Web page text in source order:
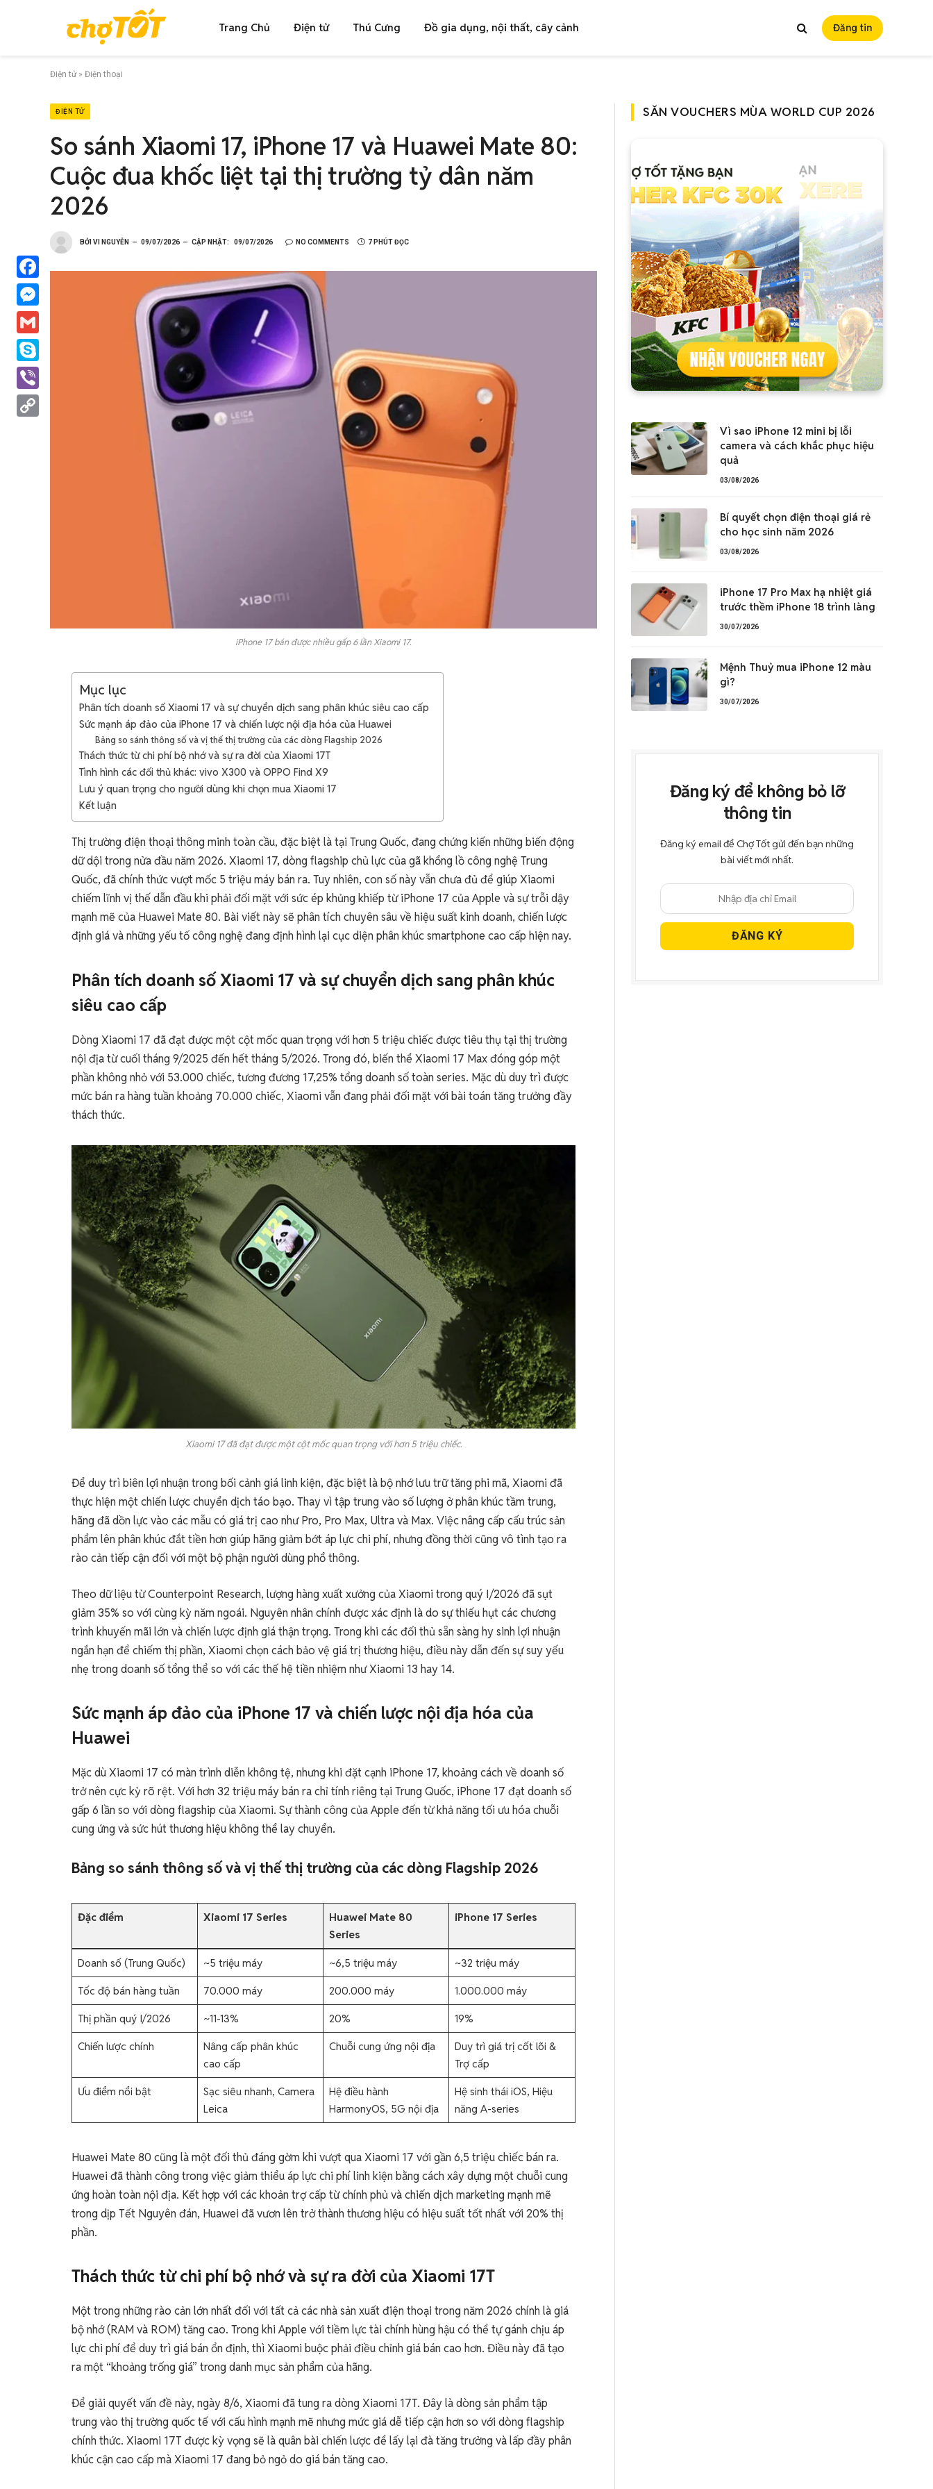
Trang Chủ Điện tử Thú Cưng Đồ gia dụng, nội thất, cây cảnh Đăng tin
Điện tử» Điện thoại
ĐIỆN TỬ
So sánh Xiaomi 17, iPhone 17 và Huawei Mate 80:
Cuộc đua khốc liệt tại thị trường tỷ dân năm
2026
BỞI VI NGUYỄN 09/07/2026 CẬP NHẬT: 09/07/2026 NO COMMENTS 7 PHÚT ĐỌC
iPhone 17 bán được nhiều gấp 6 lần Xiaomi 17.
Mục lục
Phân tích doanh số Xiaomi 17 và sự chuyển dịch sang phân khúc siêu cao cấp
Sức mạnh áp đảo của iPhone 17 và chiến lược nội địa hóa của Huawei
Bảng so sánh thông số và vị thế thị trường của các dòng Flagship 2026
Thách thức từ chi phí bộ nhớ và sự ra đời của Xiaomi 17T
Tình hình các đối thủ khác: vivo X300 và OPPO Find X9
Lưu ý quan trọng cho người dùng khi chọn mua Xiaomi 17
Kết luận
Thị trường điện thoại thông minh toàn cầu, đặc biệt là tại Trung Quốc, đang chứng kiến những biến động
dữ dội trong nửa đầu năm 2026. Xiaomi 17, dòng flagship chủ lực của gã khổng lồ công nghệ Trung
Quốc, đã chính thức vượt mốc 5 triệu máy bán ra. Tuy nhiên, con số này vẫn chưa đủ để giúp Xiaomi
chiếm lĩnh vị thế dẫn đầu khi phải đối mặt với sức ép khủng khiếp từ iPhone 17 của Apple và sự trỗi dậy
mạnh mẽ của Huawei Mate 80. Bài viết này sẽ phân tích chuyên sâu về hiệu suất kinh doanh, chiến lược
định giá và những yếu tố công nghệ đang định hình lại cục diện phân khúc smartphone cao cấp hiện nay.
Phân tích doanh số Xiaomi 17 và sự chuyển dịch sang phân khúc
siêu cao cấp
Dòng Xiaomi 17 đã đạt được một cột mốc quan trọng với hơn 5 triệu chiếc được tiêu thụ tại thị trường
nội địa từ cuối tháng 9/2025 đến hết tháng 5/2026. Trong đó, biến thể Xiaomi 17 Max đóng góp một
phần không nhỏ với 53.000 chiếc, tương đương 17,25% tổng doanh số toàn series. Mặc dù duy trì được
mức bán ra hàng tuần khoảng 70.000 chiếc, Xiaomi vẫn đang phải đối mặt với bài toán tăng trưởng đầy
thách thức.
Xiaomi 17 đã đạt được một cột mốc quan trọng với hơn 5 triệu chiếc.
Để duy trì biên lợi nhuận trong bối cảnh giá linh kiện, đặc biệt là bộ nhớ lưu trữ tăng phi mã, Xiaomi đã
thực hiện một chiến lược chuyển dịch táo bạo. Thay vì tập trung vào số lượng ở phân khúc tầm trung,
hãng đã dồn lực vào các mẫu có giá trị cao như Pro, Pro Max, Ultra và Max. Việc nâng cấp cấu trúc sản
phẩm lên phân khúc đắt tiền hơn giúp hãng giảm bớt áp lực chi phí, nhưng đồng thời cũng vô tình tạo ra
rào cản tiếp cận đối với một bộ phận người dùng phổ thông.
Theo dữ liệu từ Counterpoint Research, lượng hàng xuất xưởng của Xiaomi trong quý I/2026 đã sụt
giảm 35% so với cùng kỳ năm ngoái. Nguyên nhân chính được xác định là do sự thiếu hụt các chương
trình khuyến mãi lớn và chiến lược định giá thận trọng. Trong khi các đối thủ sẵn sàng hy sinh lợi nhuận
ngắn hạn để chiếm thị phần, Xiaomi chọn cách bảo vệ giá trị thương hiệu, điều này dẫn đến sự suy yếu
nhẹ trong doanh số tổng thể so với các thế hệ tiền nhiệm như Xiaomi 13 hay 14.
Sức mạnh áp đảo của iPhone 17 và chiến lược nội địa hóa của
Huawei
Mặc dù Xiaomi 17 có màn trình diễn không tệ, nhưng khi đặt cạnh iPhone 17, khoảng cách về doanh số
trở nên cực kỳ rõ rệt. Với hơn 32 triệu máy bán ra chỉ tính riêng tại Trung Quốc, iPhone 17 đạt doanh số
gấp 6 lần so với dòng flagship của Xiaomi. Sự thành công của Apple đến từ khả năng tối ưu hóa chuỗi
cung ứng và sức hút thương hiệu không thể lay chuyển.
Bảng so sánh thông số và vị thế thị trường của các dòng Flagship 2026
Đặc điểm Xiaomi 17 Series
Huawei Mate 80
Series
iPhone 17 Series
Doanh số (Trung Quốc) ~5 triệu máy ~6,5 triệu máy ~32 triệu máy
Tốc độ bán hàng tuần 70.000 máy 200.000 máy 1.000.000 máy
Thị phần quý I/2026 ~11-13% 20% 19%
Chiến lược chính
Nâng cấp phân khúc
cao cấp
Chuỗi cung ứng nội địa
Duy trì giá trị cốt lõi &
Trợ cấp
Ưu điểm nổi bật
Sạc siêu nhanh, Camera
Leica
Hệ điều hành
HarmonyOS, 5G nội địa
Hệ sinh thái iOS, Hiệu
năng A-series
Huawei Mate 80 cũng là một đối thủ đáng gờm khi vượt qua Xiaomi 17 với gần 6,5 triệu chiếc bán ra.
Huawei đã thành công trong việc giảm thiểu áp lực chi phí linh kiện bằng cách xây dựng một chuỗi cung
ứng hoàn toàn nội địa. Kết hợp với các khoản trợ cấp từ chính phủ và chiến dịch marketing mạnh mẽ
trong dịp Tết Nguyên đán, Huawei đã vươn lên trở thành thương hiệu có hiệu suất tốt nhất với 20% thị
phần.
Thách thức từ chi phí bộ nhớ và sự ra đời của Xiaomi 17T
Một trong những rào cản lớn nhất đối với tất cả các nhà sản xuất điện thoại trong năm 2026 chính là giá
bộ nhớ (RAM và ROM) tăng cao. Trong khi Apple với tiềm lực tài chính hùng hậu có thể tự gánh chịu áp
lực chi phí để duy trì giá bán ổn định, thì Xiaomi buộc phải điều chỉnh giá bán cao hơn. Điều này đã tạo
ra một “khoảng trống giá” trong danh mục sản phẩm của hãng.
Để giải quyết vấn đề này, ngày 8/6, Xiaomi đã tung ra dòng Xiaomi 17T. Đây là dòng sản phẩm tập
trung vào thị trường quốc tế với cấu hình mạnh mẽ nhưng mức giá dễ tiếp cận hơn so với dòng flagship
chính thức. Xiaomi 17T được kỳ vọng sẽ là quân bài chiến lược để lấy lại đà tăng trưởng và lấp đầy phân
khúc cận cao cấp mà Xiaomi 17 đang bỏ ngỏ do giá bán tăng cao.
SĂN VOUCHERS MÙA WORLD CUP 2026
Vì sao iPhone 12 mini bị lỗi
camera và cách khắc phục hiệu
quả
03/08/2026
Bí quyết chọn điện thoại giá rẻ
cho học sinh năm 2026
03/08/2026
iPhone 17 Pro Max hạ nhiệt giá
trước thềm iPhone 18 trình làng
30/07/2026
Mệnh Thuỷ mua iPhone 12 màu
gì?
30/07/2026
Đăng ký để không bỏ lỡ
thông tin
Đăng ký email để Chợ Tốt gửi đến bạn những
bài viết mới nhất.
Facebook
Messenger
Gmail
Skype
Viber